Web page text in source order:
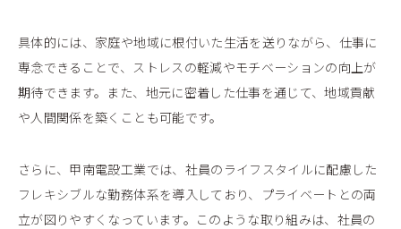
具体的には、家庭や地域に根付いた生活を送りながら、仕事に
専念できることで、ストレスの軽減やモチベーションの向上が
期待できます。また、地元に密着した仕事を通じて、地域貢献
や人間関係を築くことも可能です。
さらに、甲南電設工業では、社員のライフスタイルに配慮した
フレキシブルな勤務体系を導入しており、プライベートとの両
立が図りやすくなっています。このような取り組みは、社員の